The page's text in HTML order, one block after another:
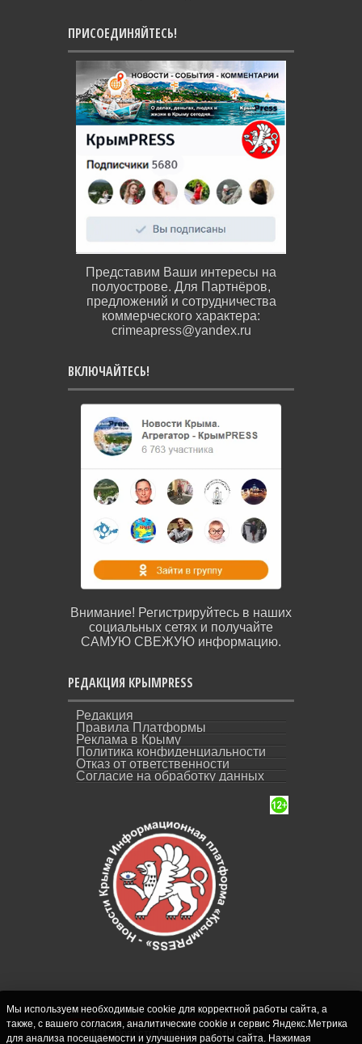
ПРИСОЕДИНЯЙТЕСЬ!
Представим Ваши интересы на
полуострове. Для Партнёров,
предложений и сотрудничества
коммерческого характера:
crimeapress@yandex.ru
ВКЛЮЧАЙТЕСЬ!
Внимание! Регистрируйтесь в наших
социальных сетях и получайте
САМУЮ СВЕЖУЮ информацию.
РЕДАКЦИЯ КРЫМPRESS
Редакция
Правила Платформы
Реклама в Крыму
Политика конфиденциальности
Отказ от ответственности
Согласие на обработку данных
СИ "Новости Крыма - КрымPRESS".
Мы используем необходимые cookie для корректной работы сайта, а
также, с вашего согласия, аналитические cookie и сервис Яндекс.Метрика
для анализа посещаемости и улучшения работы сайта. Нажимая